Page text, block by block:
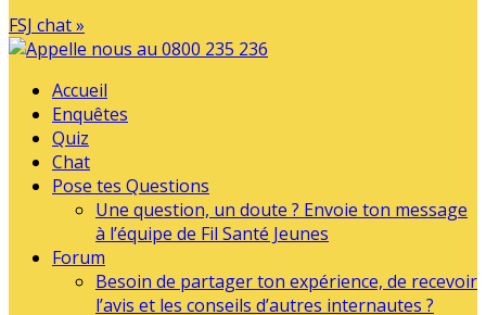
FSJ chat »
Accueil
Enquêtes
Quiz
Chat
Pose tes Questions
Une question, un doute ? Envoie ton message
à l’équipe de Fil Santé Jeunes
Forum
Besoin de partager ton expérience, de recevoir
l’avis et les conseils d’autres internautes ?